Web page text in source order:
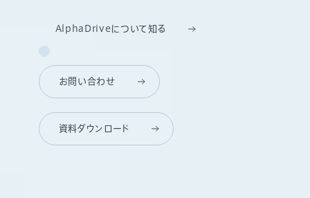
AlphaDriveについて知る
お問い合わせ
資料ダウンロード